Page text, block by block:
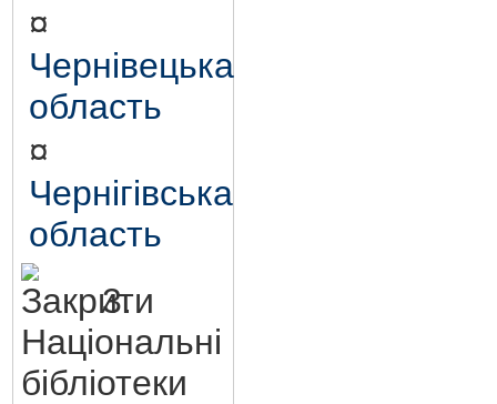
¤
Чернівецька
область
¤
Чернігівська
область
3.
Національні
бібліотеки